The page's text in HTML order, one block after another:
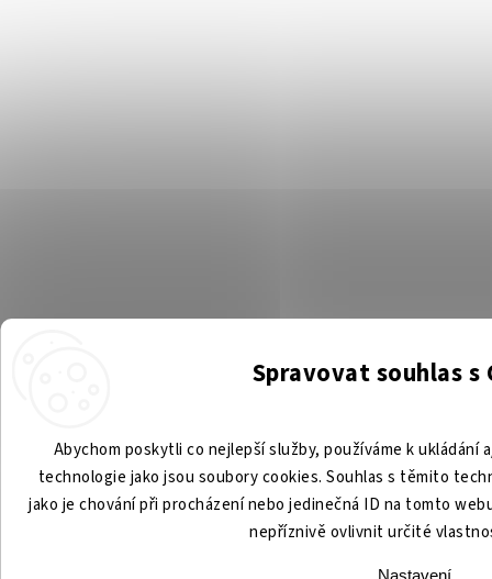
Spravovat souhlas s
Abychom poskytli co nejlepší služby, používáme k
technologie jako jsou soubory cookies. Souhlas s těmito
jako je chování při procházení nebo jedinečná ID na tomto
nepříznivě ovlivnit určité
Nastavení